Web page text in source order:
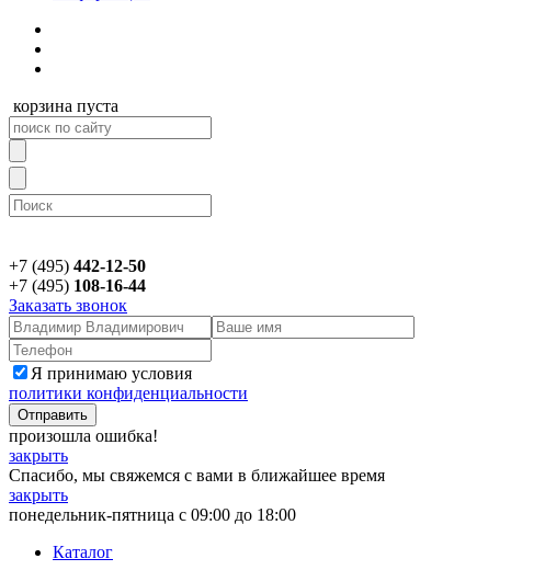
корзина пуста
+7 (495) 442-12-50
+7 (495) 108-16-44
Заказать звонок
Я принимаю условия
политики конфиденциальности
произошла ошибка!
закрыть
Спасибо, мы свяжемся с вами в ближайшее время
закрыть
понедельник-пятница с 09:00 до 18:00
Каталог